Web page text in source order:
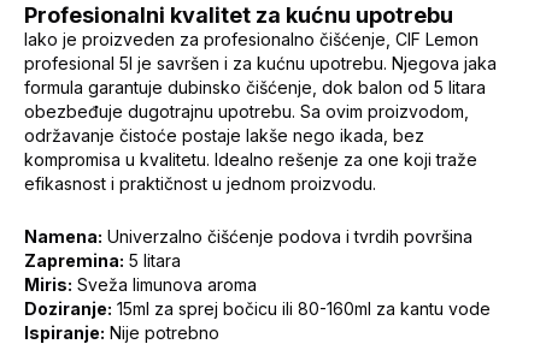
Profesionalni kvalitet za kućnu upotrebu
Iako je proizveden za profesionalno čišćenje, CIF Lemon
profesional 5l je savršen i za kućnu upotrebu. Njegova jaka
formula garantuje dubinsko čišćenje, dok balon od 5 litara
obezbeđuje dugotrajnu upotrebu. Sa ovim proizvodom,
održavanje čistoće postaje lakše nego ikada, bez
kompromisa u kvalitetu. Idealno rešenje za one koji traže
efikasnost i praktičnost u jednom proizvodu.
Namena: Univerzalno čišćenje podova i tvrdih površina
Zapremina: 5 litara
Miris: Sveža limunova aroma
Doziranje: 15ml za sprej bočicu ili 80-160ml za kantu vode
Ispiranje: Nije potrebno